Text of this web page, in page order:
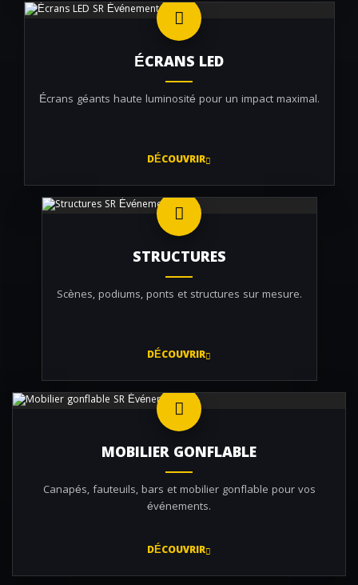
ÉCRANS LED
Écrans géants haute luminosité pour un impact maximal.
DÉCOUVRIR
STRUCTURES
Scènes, podiums, ponts et structures sur mesure.
DÉCOUVRIR
MOBILIER GONFLABLE
Canapés, fauteuils, bars et mobilier gonflable pour vos
événements.
DÉCOUVRIR